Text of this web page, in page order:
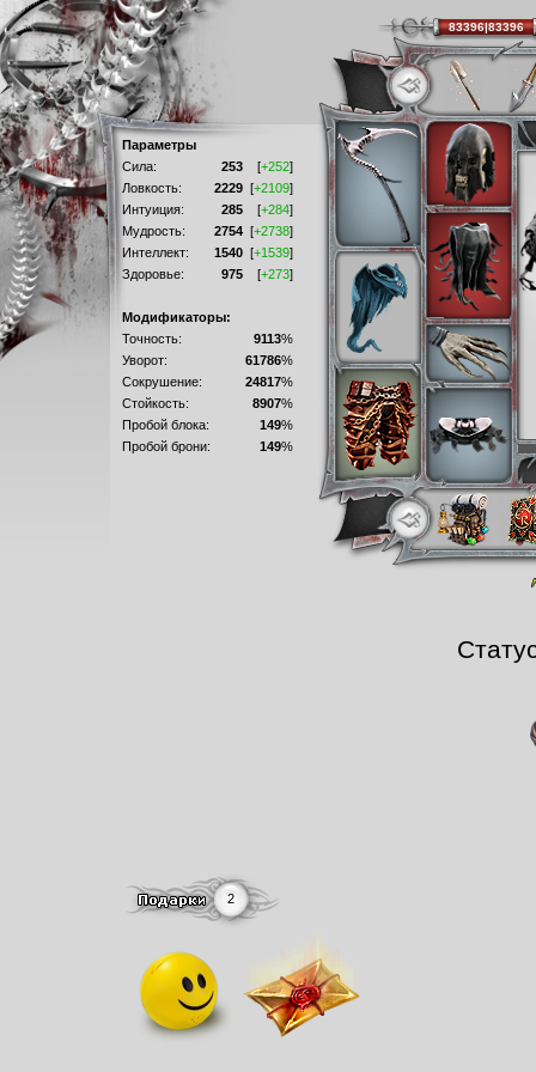
Параметры
Сила:
253 [+252]
Ловкость:
2229 [+2109]
Интуиция:
285 [+284]
Мудрость:
2754 [+2738]
Интеллект:
1540 [+1539]
Здоровье:
975 [+273]
Модификаторы:
Точность:
9113%
Уворот:
61786%
Сокрушение:
24817%
Стойкость:
8907%
Пробой блока:
149%
Пробой брони:
149%
2
83396|83396